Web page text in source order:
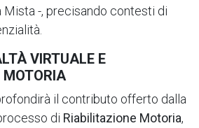
Mista -, precisando contesti di
VIRTUALE E
il contributo offerto dalla
di Riabilitazione Motoria,